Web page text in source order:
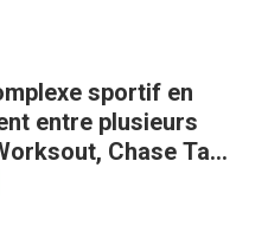
sportif en
entre plusieurs
Chase Tag,